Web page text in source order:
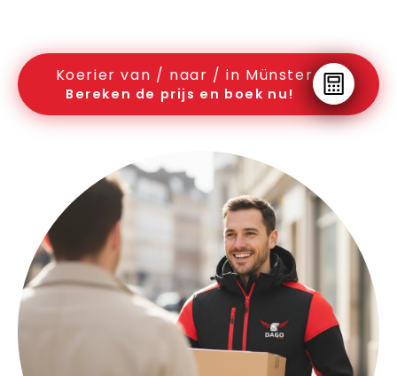
Koerier van / naar / in Münster
Bereken de prijs en boek nu!